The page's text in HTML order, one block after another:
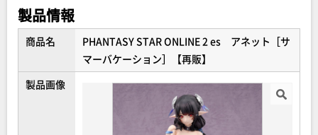
肌部分は「Smooth Skin」加工による“すべすべの手触
り”を実現。
スカートは着脱可能で、よりセクシーなビキニ姿でもお楽
しみいただけます。
さらに、アネットと一緒に「ジェネ」の再販も決定！！
二人揃えて、デラックスな常夏ビーチの探索へお出かけく
製品情報
商品名
PHANTASY STAR ONLINE 2 es アネット［サ
マーバケーション］【再販】
製品画像